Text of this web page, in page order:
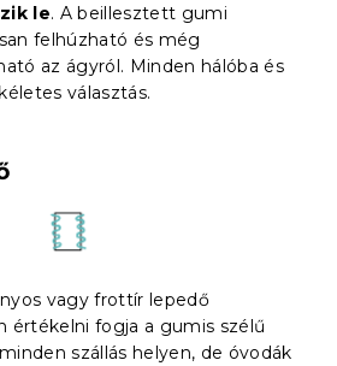
le. A beillesztett gumi
felhúzható és még
az ágyról. Minden hálóba és
választás.
vagy frottír lepedő
értékelni fogja a gumis szélű
szállás helyen, de óvodák